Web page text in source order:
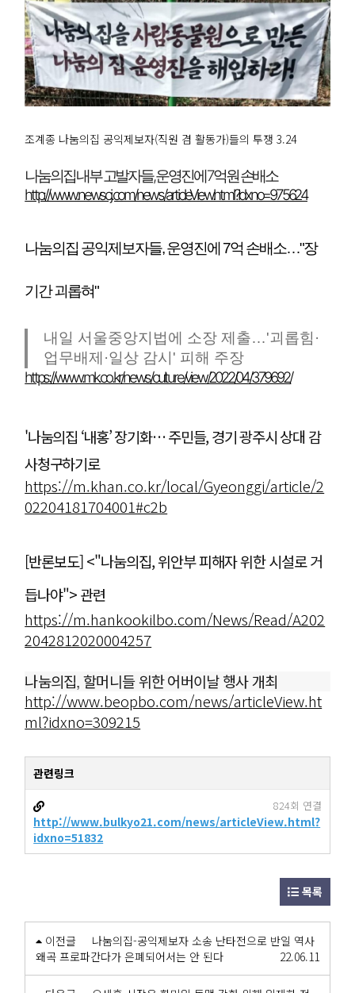
조계종 나눔의집 공익제보자(직원 겸 활동가)들의 투쟁 3.24
나눔의집 내부 고발자들, 운영진에 7억원 손배소
http://www.newscj.com/news/articleView.html?idxno=975624
나눔의집 공익제보자들, 운영진에 7억 손배소…"장
기간 괴롭혀"
내일 서울중앙지법에 소장 제출…'괴롭힘·
업무배제·일상 감시' 피해 주장
https://www.mk.co.kr/news/culture/view/2022/04/379692/
'나눔의집 ‘내홍’ 장기화… 주민들, 경기 광주시 상대 감
사청구하기로
https://m.khan.co.kr/local/Gyeonggi/article/2
02204181704001#c2b
[반론보도] <"나눔의집, 위안부 피해자 위한 시설로 거
듭나야"> 관련
https://m.hankookilbo.com/News/Read/A202
2042812020004257
나눔의집, 할머니들 위한 어버이날 행사 개최
http://www.beopbo.com/news/articleView.ht
ml?idxno=309215
관련링크
http://www.bulkyo21.com/news/articleView.html?
idxno=51832
824회 연결
목록
이전글
나눔의집-공익제보자 소송 난타전으로 반일 역사
왜곡 프로파간다가 은폐되어서는 안 된다
22.06.11